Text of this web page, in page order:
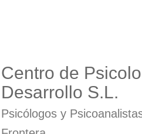
Centro de
Desarrollo S.L.
Psicólogos y